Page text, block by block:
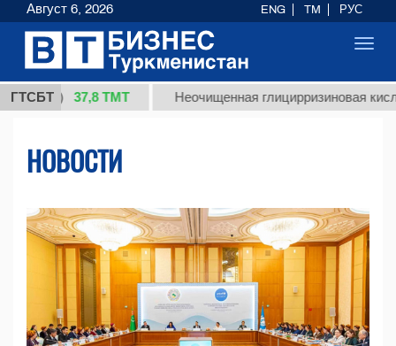
ГТСБТ
37,8 ТМТ Неочищенная глицирризиновая кислота
НОВОСТИ
Август 6, 2026 ENG TM РУС